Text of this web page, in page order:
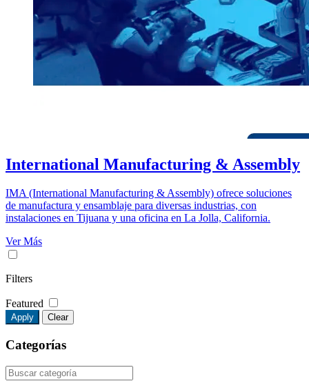
International Manufacturing & Assembly
IMA (International Manufacturing & Assembly) ofrece soluciones
de manufactura y ensamblaje para diversas industrias, con
instalaciones en Tijuana y una oficina en La Jolla, California.
Ver Más
Filters
Featured
Apply Clear
Categorías